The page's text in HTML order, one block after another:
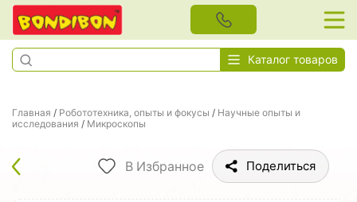
Каталог товаров
Главная / Робототехника, опыты и фокусы / Научные опыты и
исследования / Микроскопы
В Избранное Поделиться